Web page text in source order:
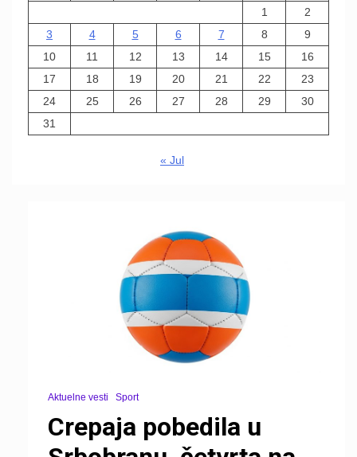
1
2
3
4 5 6 7 8
9
10
11 12 13 14 15
16
17
18 19 20 21 22
23
24
25 26 27 28 29
30
31
« Jul
Aktuelne vesti Sport
Crepaja pobedila u